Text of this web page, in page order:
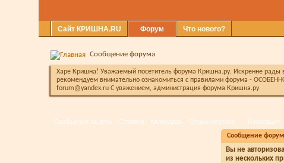
Сайт КРИШНА.RU Форум
Сообщения за день Справка Календарь Опции форума Навигация
Что нового?
Сообщение форума
Харе Кришна! Уважаемый посетитель форума Кришна.ру. Искренне рады
рекомендуем внимательно ознакомиться с правилами форума -
forum@yandex.ru С уважением, администрация форума Кришна.ру
Сообщение
Вы не
из нескольких